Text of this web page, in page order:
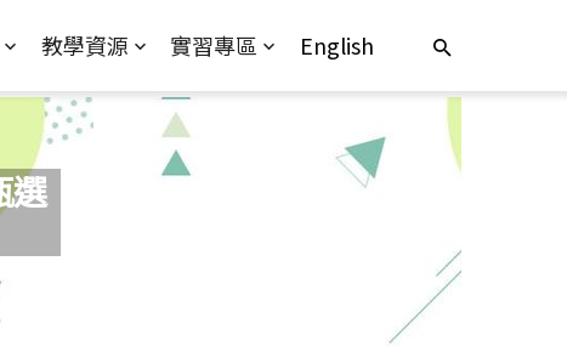
教學資源 實習專區 English
選